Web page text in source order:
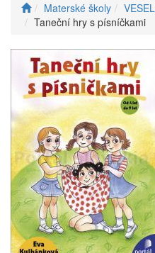
Materské školy
Taneční hry s písníčkami